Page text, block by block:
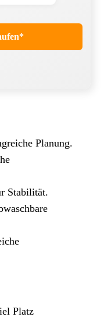
Planung.
Stabilität.
Platz